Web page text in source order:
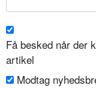
Få besked når der
artikel
Modtag